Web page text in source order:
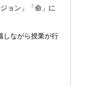
ョン」「命」に
しながら授業が行